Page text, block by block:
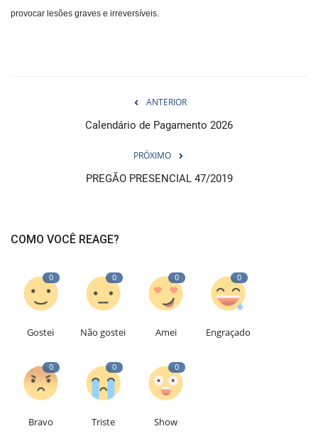
provocar lesões graves e irreversíveis.
ANTERIOR
Calendário de Pagamento 2026
PRÓXIMO
PREGÃO PRESENCIAL 47/2019
COMO VOCÊ REAGE?
0
Gostei
0
Não gostei
0
Amei
0
Engraçado
0
Bravo
0
Triste
0
Show